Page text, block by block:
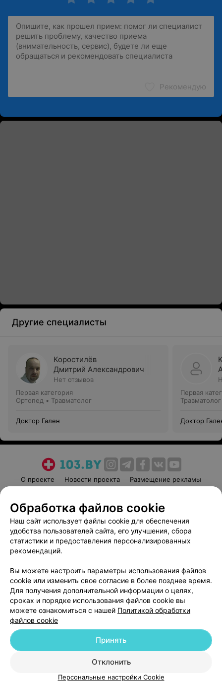
Рекомендую
Другие специалисты
Коростилёв
Дмитрий Александрович
Нет отзывов
Первая категория
Ортопед • Травматолог
Доктор Гален
Первая
Доктор
О проекте Новости проекта
Размещение рекламы
Пользовательское соглашение
Способы оплаты
Вакансии
Партнеры
Написать руководителю 103.by
Обработка персональных данных
© 2026 ООО «Артокс Лаб», УНП 191700409
| 220012, Республика Беларусь,
Служба поддержки +375 291212755
Обработка файлов cookie
Наш сайт использует файлы cookie для обеспечения
удобства пользователей сайта, его улучшения, сбора
статистики и предоставления персонализированных
рекомендаций.
Вы можете настроить параметры использования файлов
cookie или изменить свое согласие в более позднее время.
Для получения дополнительной информации о целях,
сроках и порядке использования файлов cookie вы
можете ознакомиться с нашей Политикой обработки
файлов cookie
Отклонить
Принять
Персональные настройки Cookie